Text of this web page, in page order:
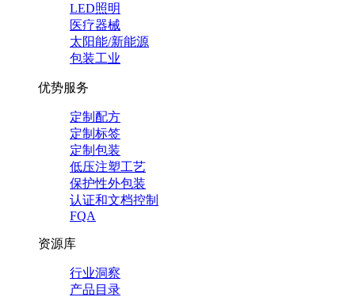
LED照明
医疗器械
太阳能/新能源
包装工业
优势服务
定制配方
定制标签
定制包装
低压注塑工艺
保护性外包装
认证和文档控制
FQA
资源库
行业洞察
产品目录